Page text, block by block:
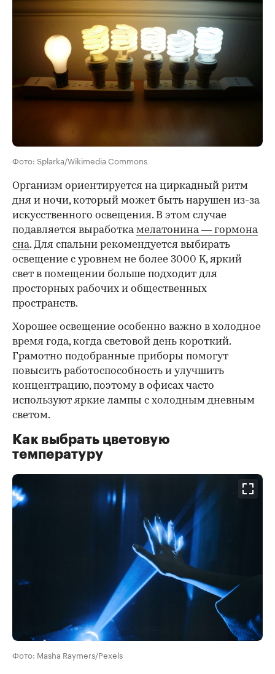
Фото: Splarka/Wikimedia Commons
Организм ориентируется на циркадный ритм
дня и ночи, который может быть нарушен из-за
искусственного освещения. В этом случае
подавляется выработкамелатонина — гормона
сна. Для спальни рекомендуется выбирать
освещение с уровнем не более 3000 K, яркий
свет в помещении больше подходит для
просторных рабочих и общественных
пространств.
Хорошее освещение особенно важно в холодное
время года, когда световой день короткий.
Грамотно подобранные приборы помогут
повысить работоспособность и улучшить
концентрацию, поэтому в офисах часто
используют яркие лампы с холодным дневным
светом.
Как выбрать цветовую
температуру
Фото: Masha Raymers/Pexels